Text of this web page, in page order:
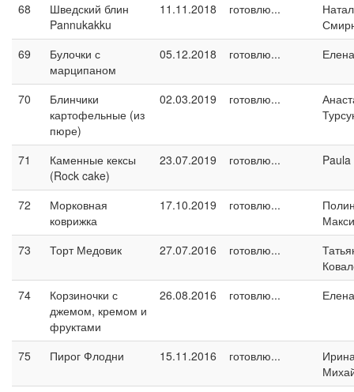
68
Шведский блин
Pannukakku
11.11.2018 готовлю...
69
Булочки с
марципаном
05.12.2018 готовлю...
70
Блинчики
картофельные (из
пюре)
02.03.2019 готовлю...
71
Каменные кексы
(Rock cake)
23.07.2019 готовлю... Paula
72
Морковная
коврижка
17.10.2019 готовлю...
73
Торт Медовик 27.07.2016 готовлю...
74
Корзиночки с
джемом, кремом и
фруктами
26.08.2016 готовлю... Елена
75 Пирог Флодни 15.11.2016 готовлю...